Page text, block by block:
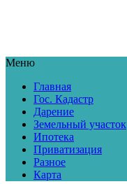
Меню
Главная
Гос. Кадастр
Дарение
Земельный участок
Ипотека
Приватизация
Разное
Карта